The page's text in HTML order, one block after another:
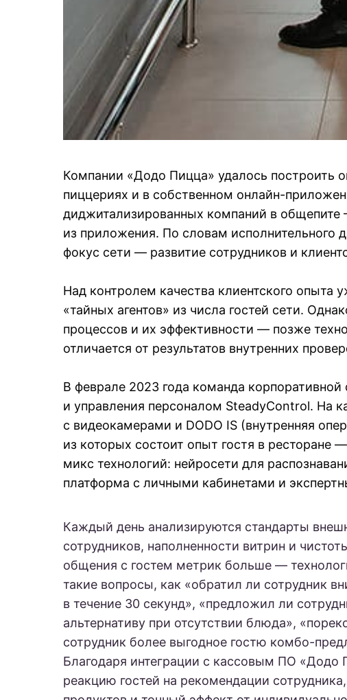
Компании «Додо Пицца» удалось построить
пиццериях и в собственном онлайн-
диджитализированных компаний в общепите
из приложения. По словам исполнительного
фокус сети — развитие сотрудников и
Над контролем качества клиентского
«тайных агентов» из числа гостей сети.
процессов и их эффективности — позже
отличается от результатов внутренних
В феврале 2023 года команда
и управления персоналом SteadyControl. На
с видеокамерами и DODO IS (внутренняя
из которых состоит опыт гостя в ресторане
микс технологий: нейросети для
платформа с личными кабинетами и
Каждый день анализируются стандарты
сотрудников, наполненности витрин и
общения с гостем метрик больше —
такие вопросы, как «обратил ли сотрудник
в течение 30 секунд», «предложил ли
альтернативу при отсутствии блюда»,
сотрудник более выгодное гостю комбо-
Благодаря интеграции с кассовым ПО «Додо
реакцию гостей на рекомендации